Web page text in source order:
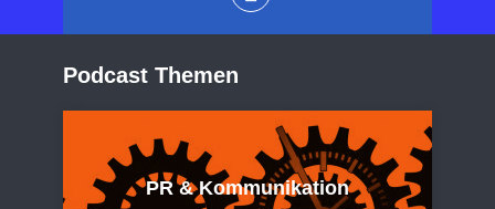
Podcast Themen
PR & Kommunikation